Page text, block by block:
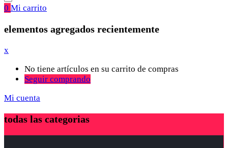
0 Mi carrito
elementos agregados recientemente
x
No tiene artículos en su carrito de compras
Seguir comprando
Mi cuenta
todas las categorias